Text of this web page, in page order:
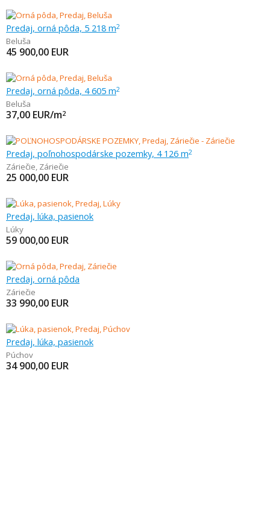
Predaj, orná pôda, 5 218 m2
Beluša
45 900,00 EUR
Predaj, orná pôda, 4 605 m2
Beluša
37,00 EUR/m2
Predaj, poľnohospodárske pozemky, 4 126 m2
Záriečie, Záriečie
25 000,00 EUR
Predaj, lúka, pasienok
Lúky
59 000,00 EUR
Predaj, orná pôda
Záriečie
33 990,00 EUR
Predaj, lúka, pasienok
Púchov
34 900,00 EUR